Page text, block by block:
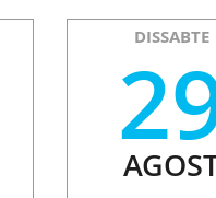
DISSABTE